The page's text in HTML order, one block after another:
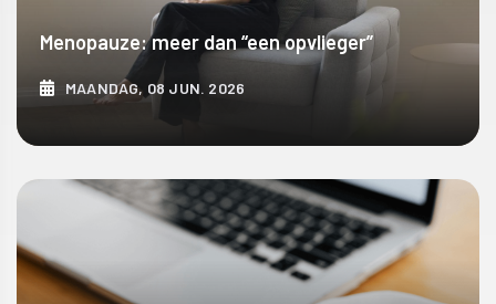
Menopauze: meer dan “een opvlieger”
MAANDAG, 08 JUN. 2026
ONTDEK MEER